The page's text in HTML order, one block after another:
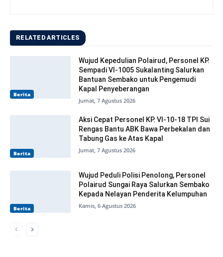
RELATED ARTICLES
Berita
Wujud Kepedulian Polairud, Personel KP.
Sempadi VI-1005 Sukalanting Salurkan
Bantuan Sembako untuk Pengemudi
Kapal Penyeberangan
Jumat, 7 Agustus 2026
Berita
Aksi Cepat Personel KP. VI-10-18 TPI Sui
Rengas Bantu ABK Bawa Perbekalan dan
Tabung Gas ke Atas Kapal
Jumat, 7 Agustus 2026
Berita
Wujud Peduli Polisi Penolong, Personel
Polairud Sungai Raya Salurkan Sembako
Kepada Nelayan Penderita Kelumpuhan
Kamis, 6 Agustus 2026